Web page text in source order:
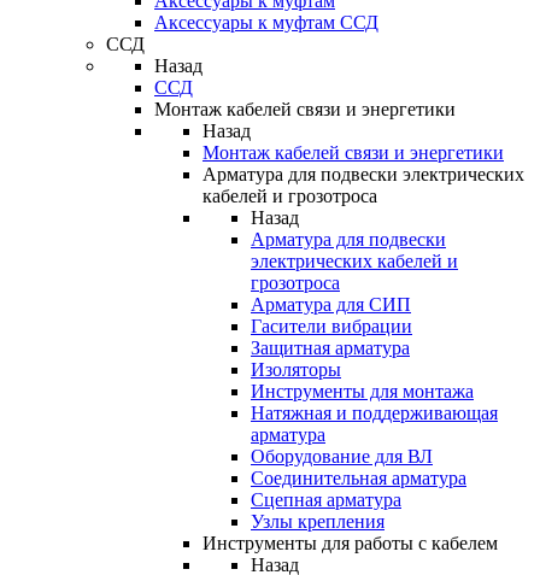
Аксессуары к муфтам ССД
ССД
Назад
ССД
Монтаж кабелей связи и энергетики
Назад
Монтаж кабелей связи и энергетики
Арматура для подвески электрических
кабелей и грозотроса
Назад
Арматура для подвески
электрических кабелей и
грозотроса
Арматура для СИП
Гасители вибрации
Защитная арматура
Изоляторы
Инструменты для монтажа
Натяжная и поддерживающая
арматура
Оборудование для ВЛ
Соединительная арматура
Сцепная арматура
Узлы крепления
Инструменты для работы с кабелем
Назад